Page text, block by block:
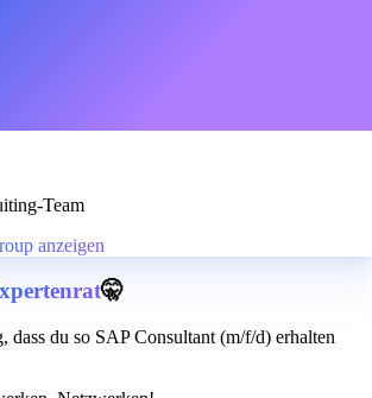
Team
anzeigen
🤫
dass du so SAP Consultant (m/f/d) erhalten